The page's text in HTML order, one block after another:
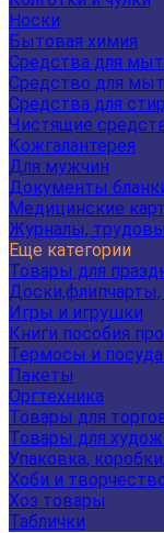
Носки
Бытовая химия
Средства для
Средство для
Средства для
Чистящие
Кожгалантерея
Для мужчин
Документы
Медицинские
Журналы,
Еще категории
Товары для
Доски,флипчарты,
Игры и игрушки
Книги пособия
Термосы и
Пакеты
Оргтехника
Товары для
Товары для
Упаковка,
Хоби и
Хоз товары
Таблички